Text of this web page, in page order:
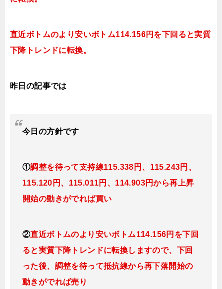
直近ボトムのより安いボトム114.156円を下回ると実質
下降トレンドに転換。
昨日の記事では
今日 の方針です
①調整を待って支持線115.338円、115.243円、
115.120円、115.011円、114.903円から再上昇
開始の動きがでれば買い
②直近ボトムのより安いボトム114.156円を下回
ると実質下降トレンドに転換しますので、下回
った後、調整を待って抵抗線から再下落開始の
動きがでれば売り